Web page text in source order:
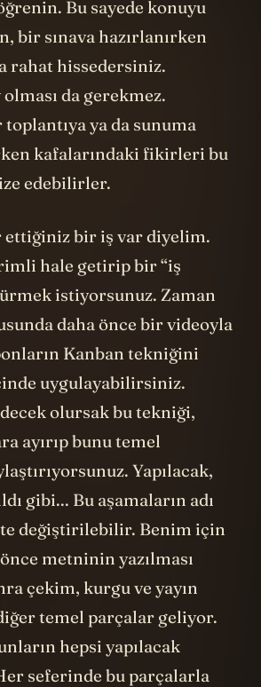
Bu sayede konuyu
bir sınava hazırlanırken
rahat hissedersiniz.
da gerekmez.
ya da sunuma
kafalarındaki fikirleri bu
edebilirler.
bir iş var diyelim.
hale getirip bir “iş
istiyorsunuz. Zaman
daha önce bir videoyla
Kanban tekniğini
uygulayabilirsiniz.
olursak bu tekniği,
ayırıp bunu temel
Yapılacak,
gibi... Bu aşamaların adı
değiştirilebilir. Benim için
metninin yazılması
çekim, kurgu ve yayın
temel parçalar geliyor.
hepsi yapılacak
seferinde bu parçalarla